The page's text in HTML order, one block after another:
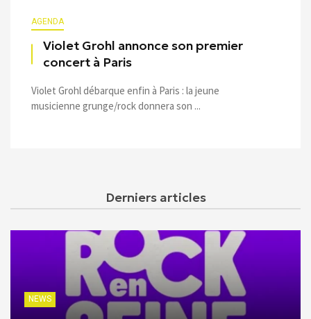
AGENDA
Violet Grohl annonce son premier
concert à Paris
Violet Grohl débarque enfin à Paris : la jeune
musicienne grunge/rock donnera son ...
Derniers articles
NEWS